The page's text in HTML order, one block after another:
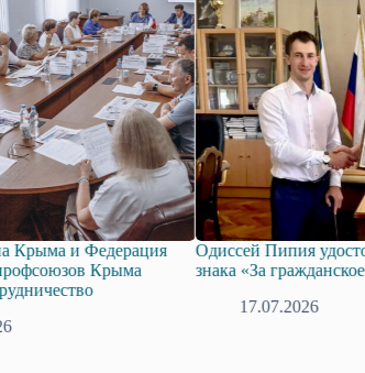
Федерация
Крыма
Одиссей Пипия удостоен
знака «За гражданское